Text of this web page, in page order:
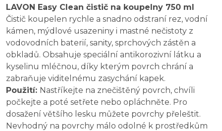
LAVON Easy Clean čistič na koupelny 750 ml
Čistič koupelen rychle a snadno odstraní rez, vodní
kámen, mýdlové usazeniny i mastné nečistoty z
vodovodních baterií, sanity, sprchových zástěn a
obkladů. Obsahuje speciální antikorozivní látku a
kyselinu mléčnou, díky kterým povrch chrání a
zabraňuje viditelnému zasychání kapek.
Použití: Nastříkejte na znečištěný povrch, chvíli
počkejte a poté setřete nebo opláchněte. Pro
dosažení většího lesku můžete povrchy přeleštit.
Nevhodný na povrchy málo odolné k prostředkům